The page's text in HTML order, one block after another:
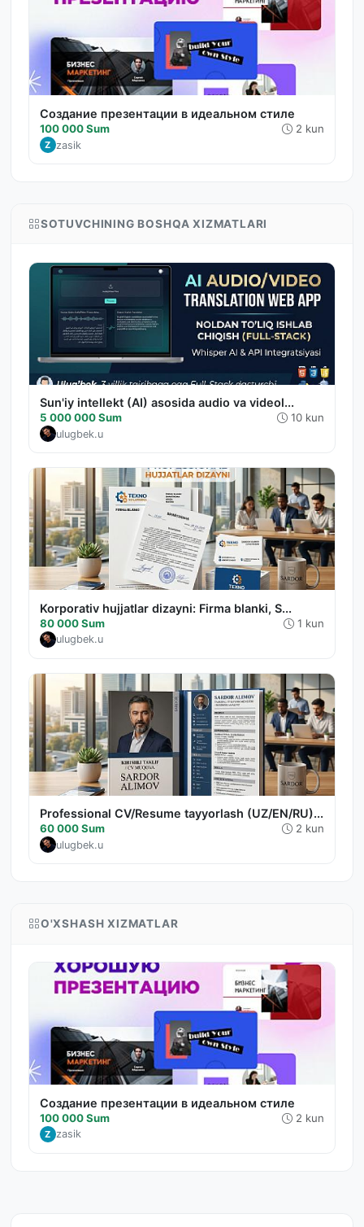
Создание презентации в идеальном стиле
100 000 Sum 2 kun
Z zasik
SOTUVCHINING BOSHQA XIZMATLARI
Sun'iy intellekt (AI) asosida audio va videol...
5 000 000 Sum 10 kun
ulugbek.u
Korporativ hujjatlar dizayni: Firma blanki, S...
80 000 Sum 1 kun
ulugbek.u
Professional CV/Resume tayyorlash (UZ/EN/RU)...
60 000 Sum 2 kun
ulugbek.u
O'XSHASH XIZMATLAR
Создание презентации в идеальном стиле
100 000 Sum 2 kun
Z zasik